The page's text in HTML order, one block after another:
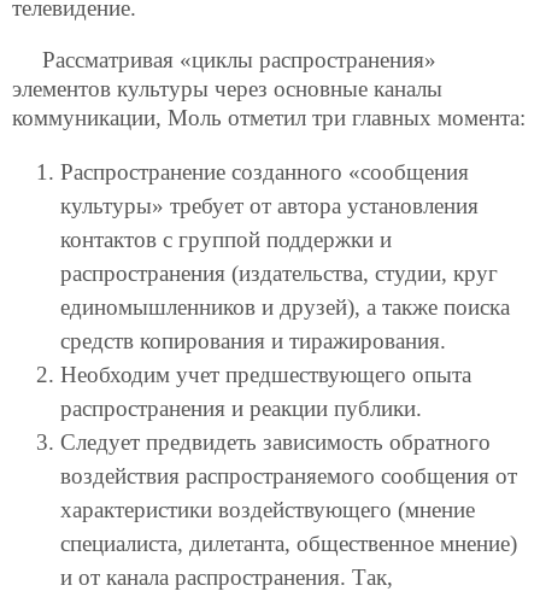
телевидение.
Рассматривая «циклы распространения»
элементов культуры через основные каналы
коммуникации, Моль отметил три главных момента:
Распространение созданного «сообщения
культуры» требует от автора установления
контактов с группой поддержки и
распространения (издательства, студии, круг
единомышленников и друзей), а также поиска
средств копирования и тиражирования.
Необходим учет предшествующего опыта
распространения и реакции публики.
Следует предвидеть зависимость обратного
воздействия распространяемого сообщения от
характеристики воздействующего (мнение
специалиста, дилетанта, общественное мнение)
и от канала распространения. Так,